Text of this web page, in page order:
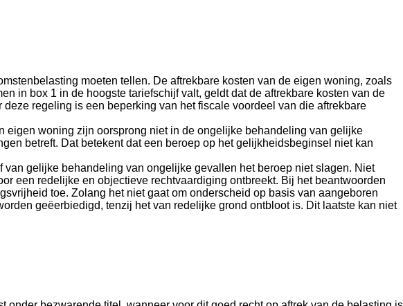
moeten tellen. De aftrekbare kosten van de eigen woning, zoals
in box 1 in de hoogste tariefschijf valt, geldt dat de aftrekbare kosten van de
regeling is een beperking van het fiscale voordeel van die aftrekbare
eigen woning zijn oorsprong niet in de ongelijke behandeling van gelijke
betreft. Dat betekent dat een beroep op het gelijkheidsbeginsel niet kan
gelijke behandeling van ongelijke gevallen het beroep niet slagen. Niet
een redelijke en objectieve rechtvaardiging ontbreekt. Bij het beantwoorden
toe. Zolang het niet gaat om onderscheid op basis van aangeboren
geëerbiedigd, tenzij het van redelijke grond ontbloot is. Dit laatste kan niet